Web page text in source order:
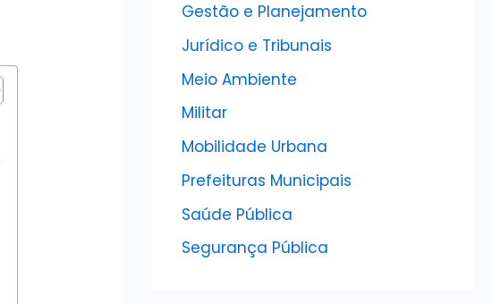
Gestão e Planejamento
Jurídico e Tribunais
Meio Ambiente
Militar
Mobilidade Urbana
Prefeituras Municipais
Saúde Pública
Segurança Pública